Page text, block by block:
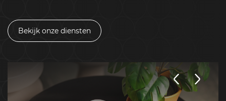
Bekijk onze diensten